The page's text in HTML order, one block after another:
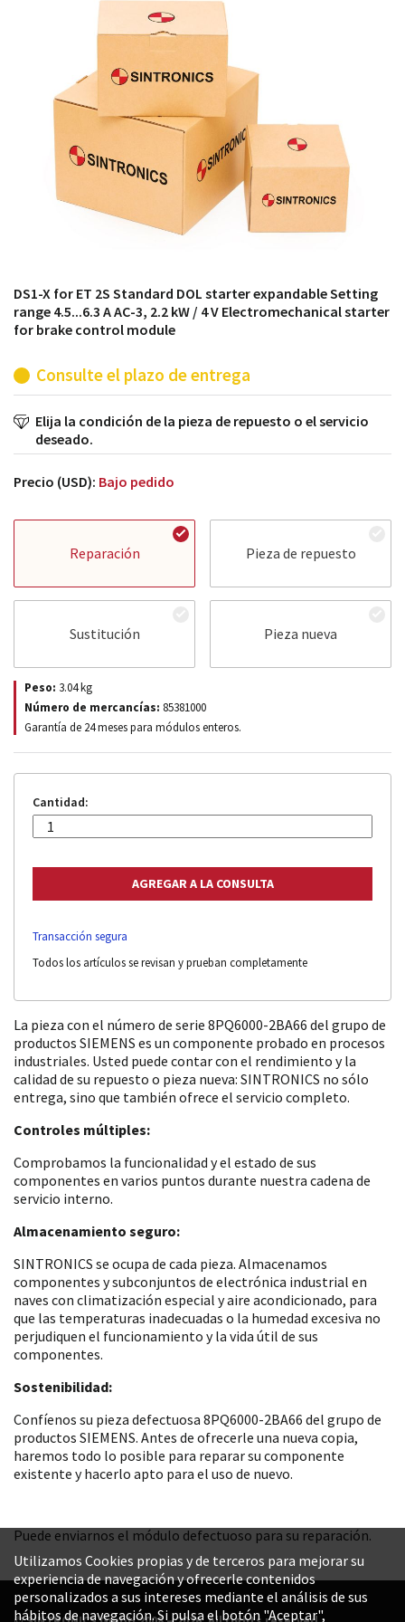
módulos antiguos a un alto nivel técnico o sustitución
de módulos descontinuados por módulos del propio
DS1-X for ET 2S Standard DOL starter expandable Setting
range 4.5...6.3 A AC-3, 2.2 kW / 4 V Electromechanical starter
for brake control module
Consulte el plazo de entrega
Elija la condición de la pieza de repuesto o el servicio
deseado.
Precio (USD): Bajo pedido
Reparación Pieza de repuesto
Sustitución Pieza nueva
Peso: 3.04kg
Número de mercancías: 85381000
Garantía de 24 meses para módulos enteros.
Cantidad:
Transacción segura
Todos los artículos se revisan y prueban completamente
La pieza con el número de serie 8PQ6000-2BA66 del grupo de
productos SIEMENS es un componente probado en procesos
industriales. Usted puede contar con el rendimiento y la
calidad de su repuesto o pieza nueva: SINTRONICS no sólo
entrega, sino que también ofrece el servicio completo.
Controles múltiples:
Comprobamos la funcionalidad y el estado de sus
componentes en varios puntos durante nuestra cadena de
servicio interno.
Almacenamiento seguro:
SINTRONICS se ocupa de cada pieza. Almacenamos
componentes y subconjuntos de electrónica industrial en
naves con climatización especial y aire acondicionado, para
que las temperaturas inadecuadas o la humedad excesiva no
perjudiquen el funcionamiento y la vida útil de sus
componentes.
Sostenibilidad:
Confíenos su pieza defectuosa 8PQ6000-2BA66 del grupo de
productos SIEMENS. Antes de ofrecerle una nueva copia,
haremos todo lo posible para reparar su componente
existente y hacerlo apto para el uso de nuevo.
Puede enviarnos el módulo defectuoso para su reparación.
Utilizamos Cookies propias y de terceros para mejorar su
experiencia de navegación y ofrecerle contenidos
personalizados a sus intereses mediante el análisis de sus
hábitos de navegación. Si pulsa el botón "Aceptar",